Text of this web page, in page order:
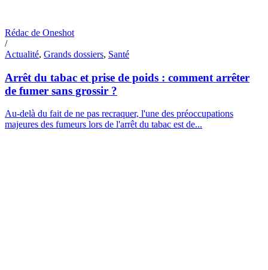
Rédac de Oneshot
/
Actualité, Grands dossiers, Santé
Arrêt du tabac et prise de poids : comment arrêter
de fumer sans grossir ?
Au-delà du fait de ne pas recraquer, l'une des préoccupations
majeures des fumeurs lors de l'arrêt du tabac est de...